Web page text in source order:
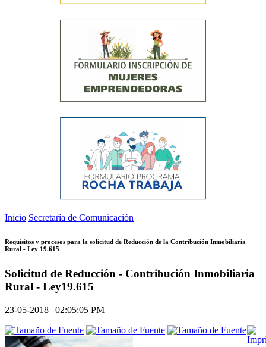
Inicio Secretaría de Comunicación
Requisitos y procesos para la solicitud de Reducción de la Contribución Inmobiliaria
Rural - Ley 19.615
Solicitud de Reducción - Contribución Inmobiliaria
Rural - Ley19.615
23-05-2018 | 02:05:05 PM